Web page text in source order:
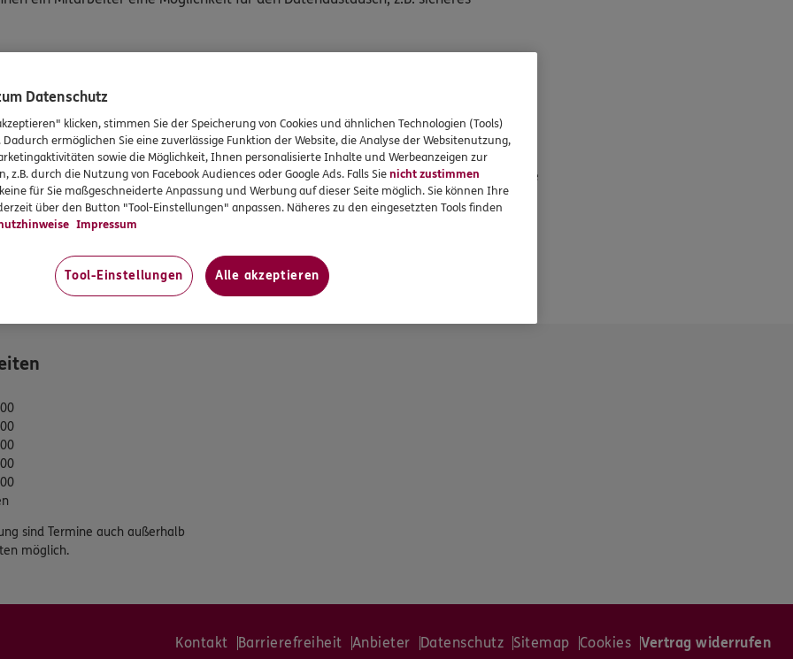
Das könnte Sie auch interessieren
Unsere Agentur Standorte
sind Termine auch außerhalb
möglich.
Kontakt Barrierefreiheit Anbieter Datenschutz Sitemap Cookies Vertrag widerrufen
Datenschutz
klicken, stimmen Sie der Speicherung von Cookies und ähnlichen Technologien (Tools)
ermöglichen Sie eine zuverlässige Funktion der Website, die Analyse der Websitenutzung,
sowie die Möglichkeit, Ihnen personalisierte Inhalte und Werbeanzeigen zur
z.B. durch die Nutzung von Facebook Audiences oder Google Ads. Falls Sienicht zustimmen
für Sie maßgeschneiderte Anpassung und Werbung auf dieser Seite möglich. Sie können Ihre
über den Button "Tool-Einstellungen" anpassen. Näheres zu den eingesetzten Tools finden
Impressum
Tool-Einstellungen Alle akzeptieren